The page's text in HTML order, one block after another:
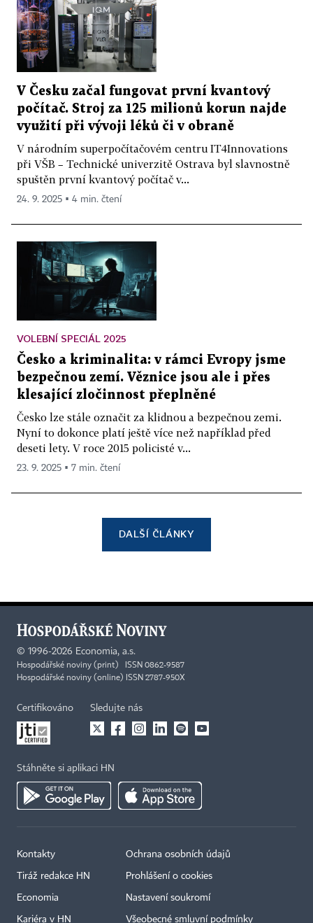
V Česku začal fungovat první kvantový
počítač. Stroj za 125 milionů korun najde
využití při vývoji léků či v obraně
V národním superpočítačovém centru IT4Innovations
při VŠB – Technické univerzitě Ostrava byl slavnostně
spuštěn první kvantový počítač v...
24. 9. 2025 ▪ 4 min. čtení
VOLEBNÍ SPECIÁL 2025
Česko a kriminalita: v rámci Evropy jsme
bezpečnou zemí. Věznice jsou ale i přes
klesající zločinnost přeplněné
Česko lze stále označit za klidnou a bezpečnou zemi.
Nyní to dokonce platí ještě více než například před
deseti lety. V roce 2015 policisté v...
23. 9. 2025 ▪ 7 min. čtení
DALŠÍ ČLÁNKY
© 1996-2026 Economia, a.s.
Hospodářské noviny (print) ISSN 0862-9587
Hospodářské noviny (online) ISSN 2787-950X
Certifikováno Sledujte nás
Stáhněte si aplikaci HN
Kontakty
Tiráž redakce HN
Economia
Kariéra v HN
Ochrana osobních údajů
Prohlášení o cookies
Nastavení soukromí
Všeobecné smluvní podmínky